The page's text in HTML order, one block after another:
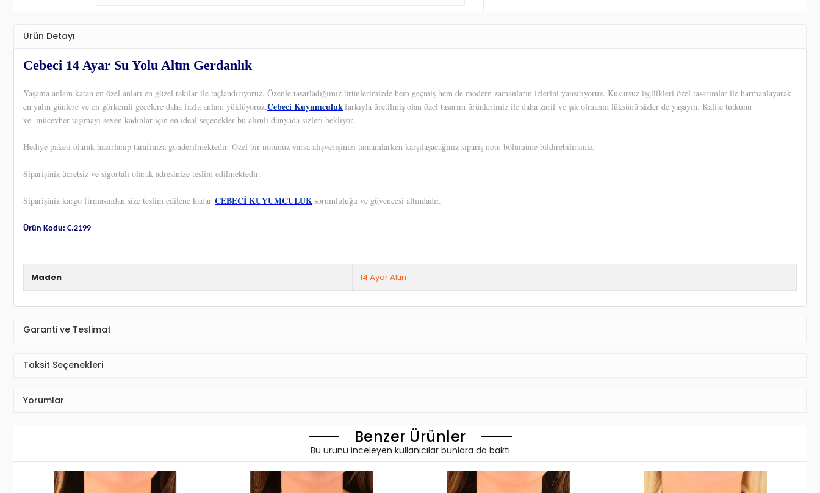
Ürün Detayı
Cebeci 14 Ayar Su Yolu Altın Gerdanlık
Yaşama anlam katan en özel anları en güzel takılar ile taçlandırıyoruz. Özenle tasarladığımız ürünlerimizde hem geçmiş hem de modern zamanların izlerini yansıtıyoruz. Kusursuz işçilikleri özel tasarımlar ile harmanlayarak
en yalın günlere ve en görkemli gecelere daha fazla anlam yüklüyoruz.Cebeci Kuyumculukfarkıyla üretilmiş olan özel tasarım ürünlerimiz ile daha zarif ve şık olmanın lüksünü sizler de yaşayın. Kalite tutkunu
ve mücevher taşımayı seven kadınlar için en ideal seçenekler bu alımlı dünyada sizleri bekliyor.
Hediye paketi olarak hazırlanıp tarafınıza gönderilmektedir. Özel bir notunuz varsa alışverişinizi tamamlarken karşılaşacağınız sipariş notu bölümüne bildirebilirsiniz.
Siparişiniz ücretsiz ve sigortalı olarak adresinize teslim edilmektedir.
Siparişiniz kargo firmasından size teslim edilene kadar CEBECİ KUYUMCULUKsorumluluğu ve güvencesi altındadır.
Ürün Kodu: C.2199
Maden 14 Ayar Altın
Garanti ve Teslimat
Taksit Seçenekleri
Yorumlar
Benzer Ürünler
Bu ürünü inceleyen kullanıcılar bunlara da baktı